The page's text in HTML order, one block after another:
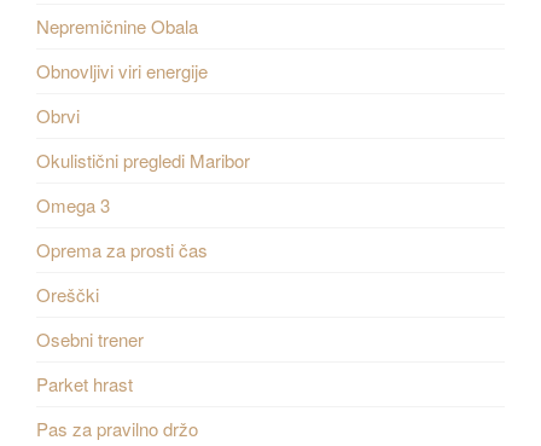
Nepremičnine Obala
Obnovljivi viri energije
Obrvi
Okulistični pregledi Maribor
Omega 3
Oprema za prosti čas
Oreščki
Osebni trener
Parket hrast
Pas za pravilno držo